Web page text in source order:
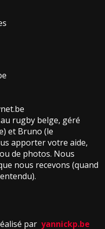
rugby belge, géré
et Bruno (le
apporter votre aide,
de photos. Nous
nous recevons (quand
par yannickp.be